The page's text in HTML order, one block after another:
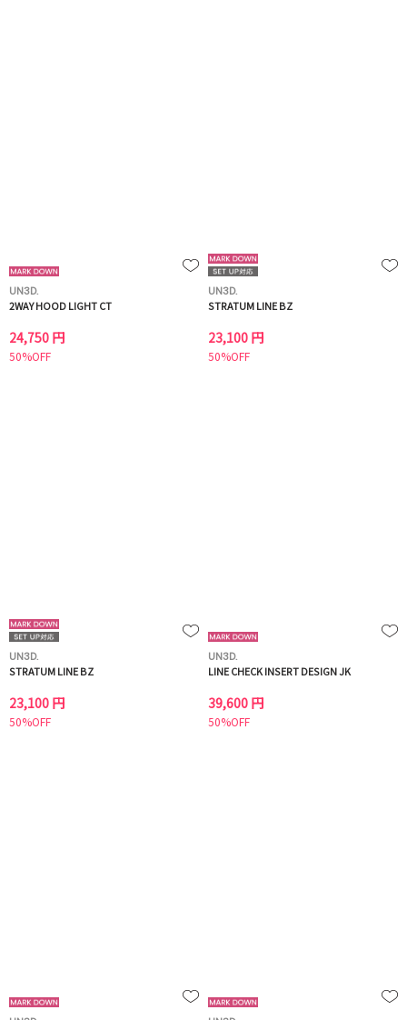
UN3D.
2WAY HOOD LIGHT CT
24,750 円
50%OFF
UN3D.
STRATUM LINE BZ
23,100 円
50%OFF
UN3D.
STRATUM LINE BZ
23,100 円
50%OFF
UN3D.
LINE CHECK INSERT DESIGN JK
39,600 円
50%OFF